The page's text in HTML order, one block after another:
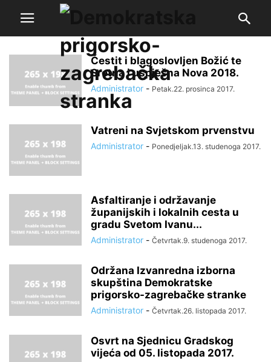
Čestit i blagoslovljen Božić te
Sretna i uspješna Nova 2018.
Administrator - Petak.22. prosinca 2017.
Vatreni na Svjetskom prvenstvu
Administrator - Ponedjeljak.13. studenoga 2017.
Asfaltiranje i održavanje
županijskih i lokalnih cesta u
gradu Svetom Ivanu...
Administrator - Četvrtak.9. studenoga 2017.
Održana Izvanredna izborna
skupština Demokratske
prigorsko-zagrebačke stranke
Administrator - Četvrtak.26. listopada 2017.
Osvrt na Sjednicu Gradskog
vijeća od 05. listopada 2017.